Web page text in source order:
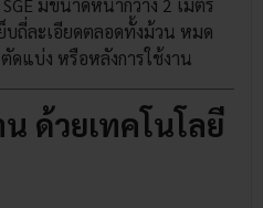
มีขนาดหน้ากว้าง 2 เมตร
บถี่ละเอียดตลอดทั้งม้วน หมด
ดแบ่ง หรือหลังการใช้งาน
ด้วยเทคโนโลยี